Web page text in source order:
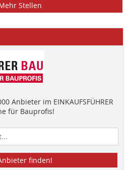
Stellen
Anbieter im EINKAUFSFÜHRER
für Bauprofis!
finden!